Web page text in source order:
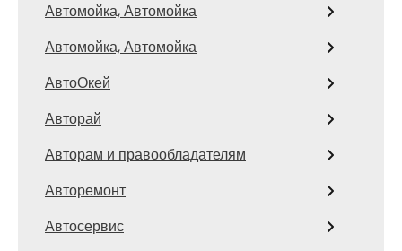
Автомойка, Автомойка
Автомойка, Автомойка
АвтоОкей
Авторай
Авторам и правообладателям
Авторемонт
Автосервис